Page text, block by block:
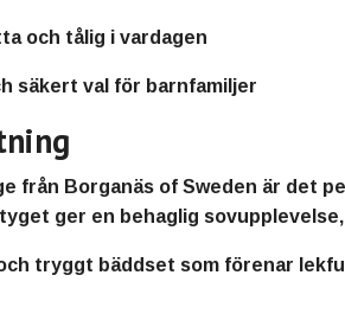
och tålig i vardagen
säkert val för barnfamiljer
från Borganäs of Sweden är det
ger en behaglig
tryggt bäddset som förenar